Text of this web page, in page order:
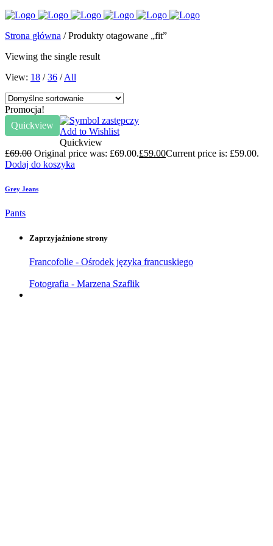
Strona główna / Produkty otagowane „fit”
Viewing the single result
View: 18 /36 /All
Promocja!
Quickview
Add to Wishlist
Quickview
£69.00 Original price was: £69.00.£59.00Current price is: £59.00.
Dodaj do koszyka
Grey Jeans
Pants
Zaprzyjaźnione strony
Francofolie - Ośrodek języka francuskiego
Fotografia - Marzena Szaflik